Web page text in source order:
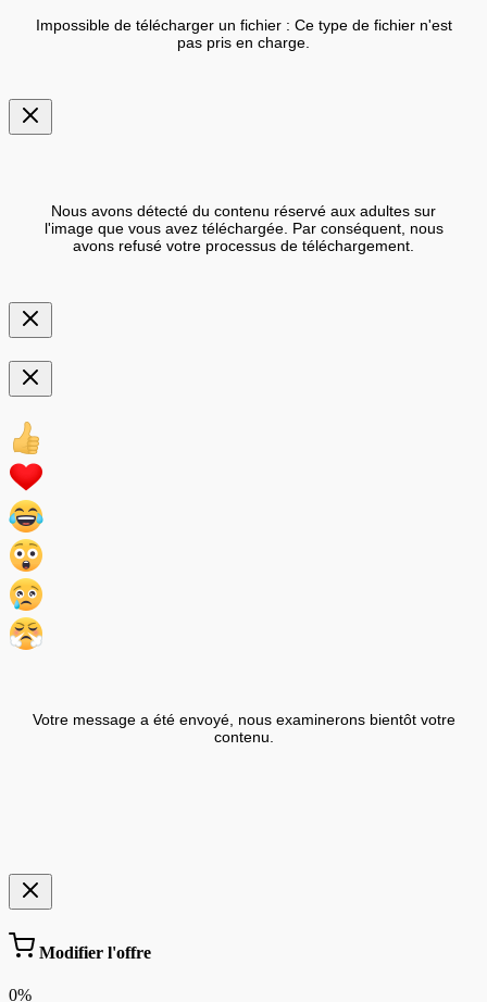
Impossible de télécharger un fichier : Ce type de fichier n'est
pas pris en charge.
Nous avons détecté du contenu réservé aux adultes sur
l'image que vous avez téléchargée. Par conséquent, nous
avons refusé votre processus de téléchargement.
Votre message a été envoyé, nous examinerons bientôt votre
contenu.
Modifier l'offre
0%